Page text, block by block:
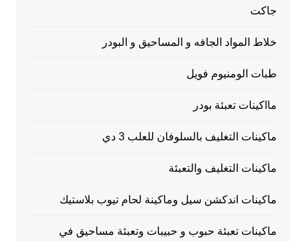
جاكت
خلاط المواد الجافه و المساحيق و البودر
طبات الومنيوم فويل
مااكينات تعبئة بودر
ماكينات التغليف بالسلوفان للعلب 3 دي
ماكينات التغليف والتعبئة
ماكينات اندكشن سيل وماكينة لحام تيوب بلاستيك
ماكينات تعبئة حبوب و حبيبات وتعبئة مساحيق في